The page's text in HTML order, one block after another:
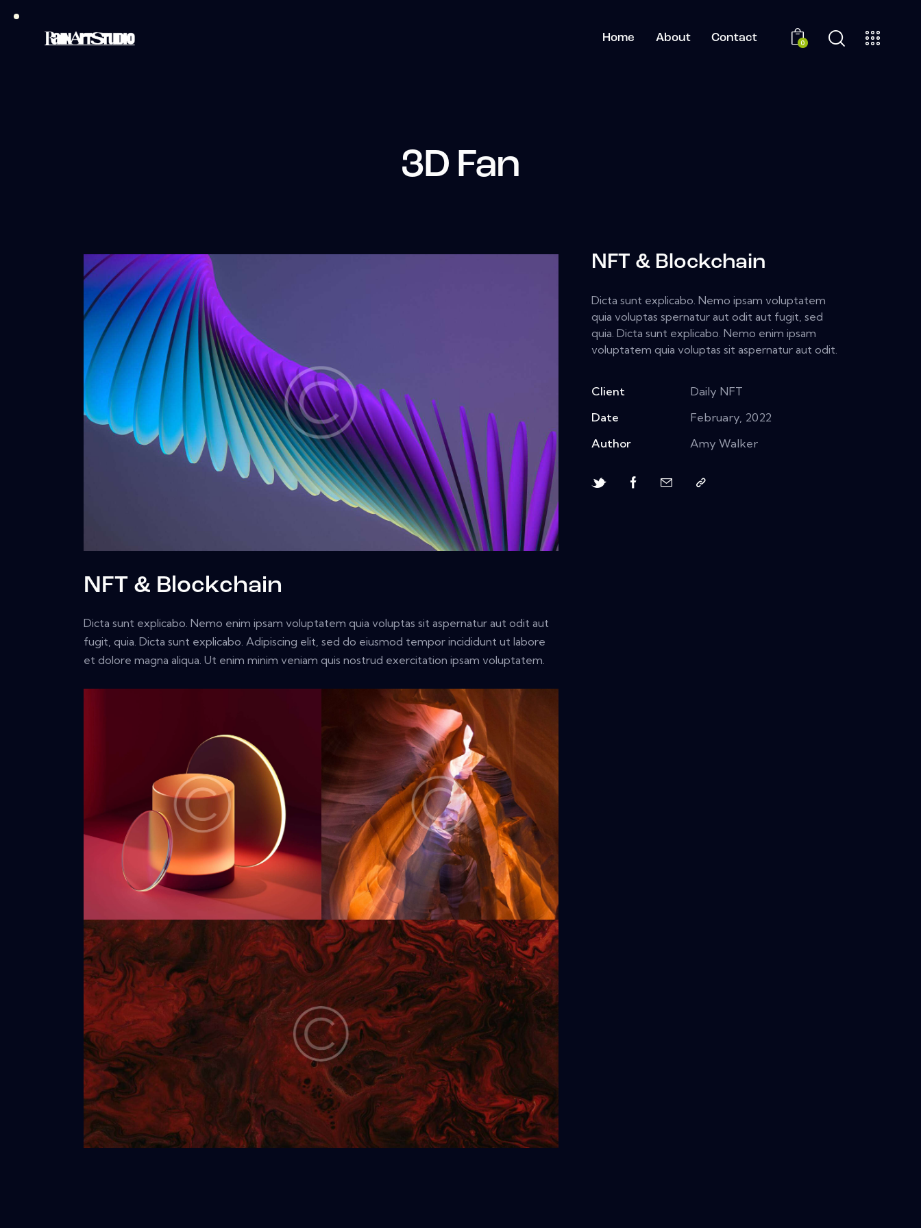
Home About Contact 0
3D Fan
NFT & Blockchain
Dicta sunt explicabo. Nemo enim ipsam voluptatem quia voluptas sit aspernatur aut odit aut
fugit, quia. Dicta sunt explicabo. Adipiscing elit, sed do eiusmod tempor incididunt ut labore
et dolore magna aliqua. Ut enim minim veniam quis nostrud exercitation ipsam voluptatem.
NFT & Blockchain
Dicta sunt explicabo. Nemo ipsam voluptatem
quia voluptas spernatur aut odit aut fugit, sed
quia. Dicta sunt explicabo. Nemo enim ipsam
voluptatem quia voluptas sit aspernatur aut odit.
Client
Daily NFT
Date
February, 2022
Author
Amy Walker